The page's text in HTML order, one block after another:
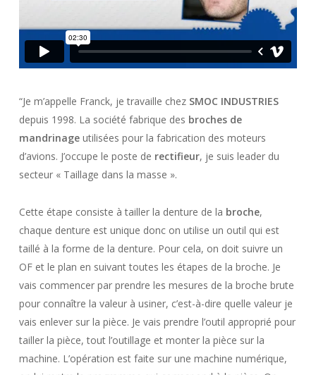
“Je m’appelle Franck, je travaille chez SMOC INDUSTRIES
depuis 1998. La société fabrique des broches de
mandrinageutilisées pour la fabrication des moteurs
d’avions. J’occupe le poste de rectifieur, je suis leader du
secteur « Taillage dans la masse ».
Cette étape consiste à tailler la denture de la broche,
chaque denture est unique donc on utilise un outil qui est
taillé à la forme de la denture. Pour cela, on doit suivre un
OF et le plan en suivant toutes les étapes de la broche. Je
vais commencer par prendre les mesures de la broche brute
pour connaître la valeur à usiner, c’est-à-dire quelle valeur je
vais enlever sur la pièce. Je vais prendre l’outil approprié pour
tailler la pièce, tout l’outillage et monter la pièce sur la
machine. L’opération est faite sur une machine numérique,